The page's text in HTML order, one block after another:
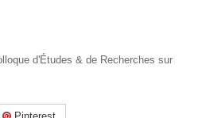
d'Études & de Recherches sur